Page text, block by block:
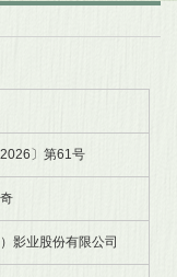
〕第61号
影业股份有限公司